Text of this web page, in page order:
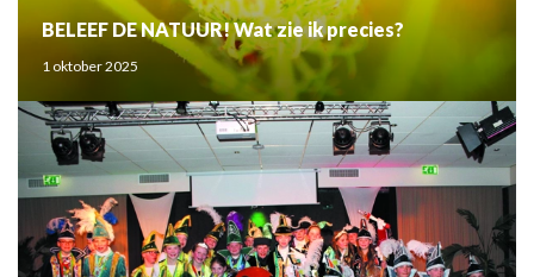
BELEEF DE NATUUR! Wat zie ik precies?
1 oktober 2025